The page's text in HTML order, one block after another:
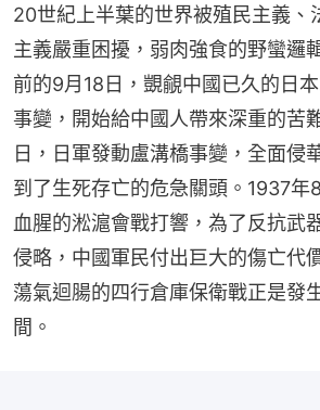
20世紀上半葉的世界被殖民主義、
主義嚴重困擾，弱肉強食的野蠻邏
前的9月18日，覬覦中國已久的日
事變，開始給中國人帶來深重的苦
日，日軍發動盧溝橋事變，全面侵
到了生死存亡的危急關頭。1937年
血腥的淞滬會戰打響，為了反抗武
侵略，中國軍民付出巨大的傷亡代
蕩氣迴腸的四行倉庫保衛戰正是發
間。